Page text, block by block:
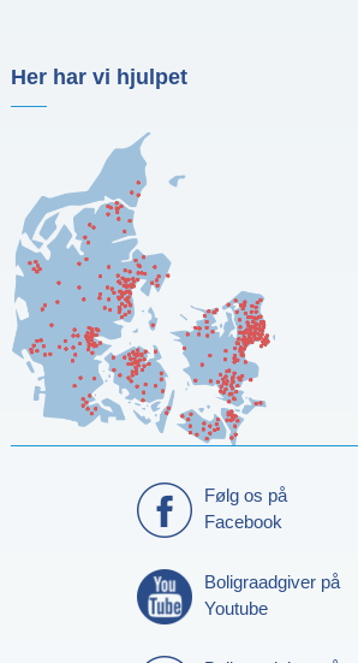
Her har vi hjulpet
Følg os på
Facebook
Boligraadgiver på
Youtube